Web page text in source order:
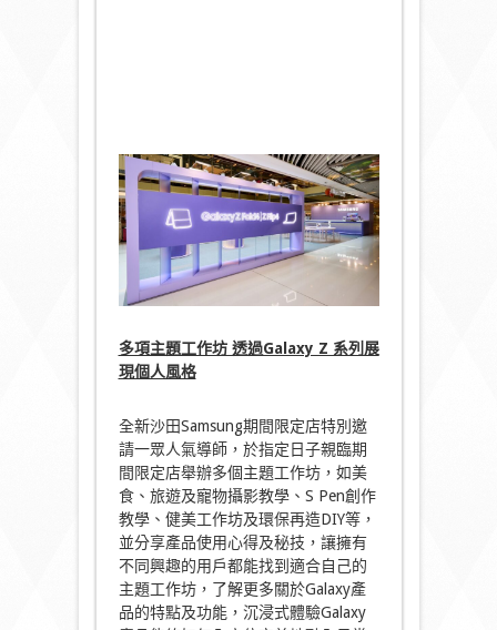
多項主題工作坊 透過Galaxy Z 系列展
現個人風格
全新沙田Samsung期間限定店特別邀
請一眾人氣導師，於指定日子親臨期
間限定店舉辦多個主題工作坊，如美
食、旅遊及寵物攝影教學、S Pen創作
教學、健美工作坊及環保再造DIY等，
並分享產品使用心得及秘技，讓擁有
不同興趣的用戶都能找到適合自己的
主題工作坊，了解更多關於Galaxy產
品的特點及功能，沉浸式體驗Galaxy